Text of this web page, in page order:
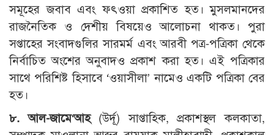
সমূহের জবাব এবং ফৎওয়া প্রকাশিত হত। মুসলমানদের
রাজনৈতিক ও দেশীয় বিষয়েও আলোচনা থাকত। পুরা
সপ্তাহের সংবাদগুলির সারমর্ম এবং আরবী পত্র-পত্রিকা থেকে
নির্বাচিত অংশের অনুবাদও প্রকাশ করা হত। এই পত্রিকার
সাথে পরিশিষ্ট হিসাবে ‘ওয়াসীলা’ নামেও একটি পত্রিকা বের
হত।
৮. আল-জামে‘আহ(উর্দূ) সাপ্তাহিক, প্রকাশস্থল কলকাতা,